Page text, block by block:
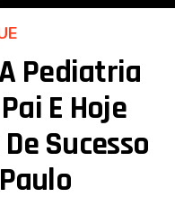
Pediatria
E Hoje
Sucesso